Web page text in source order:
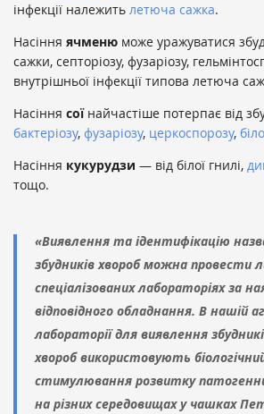
інфекції належить летюча сажка.
Насіння ячменю може уражуватися
сажки, септоріозу, фузаріозу,
внутрішньої інфекції типова летюча
Насіння соїнайчастіше потерпає від
бактеріозу, фузаріозу, церкоспорозу,
Насіння кукурудзи — від білої гнилі,
тощо.
«Виявлення та ідентифікацію
збудників хвороб можна провести
спеціалізованих лабораторіях за
відповідного обладнання. В нашій
лабораторії для виявлення
хвороб використовують
стимулювання розвитку
на різних середовищах у чашках